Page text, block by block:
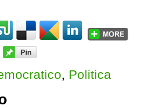
, Politica